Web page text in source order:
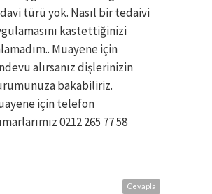
türü yok. Nasıl bir tedaivi
kastettiğinizi
Muayene için
alırsanız dişlerinizin
bakabiliriz.
için telefon
0212 265 77 58
Cevapla